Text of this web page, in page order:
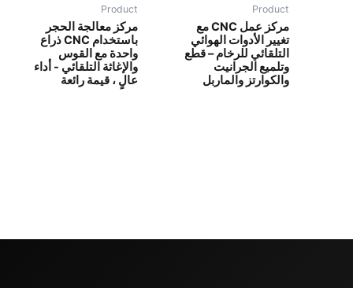
Product
مركز عمل CNC مع
تغيير الأدوات الهوائي
التلقائي للرخام – قطع
وتلميع الجرانيت
والكوارتز والماربل
Product
مركز معالجة الحجر
باستخدام CNC ذراع
واحدة مع القوس
والإغاثة التلقائي - أداء
عالٍ ، قيمة رائعة